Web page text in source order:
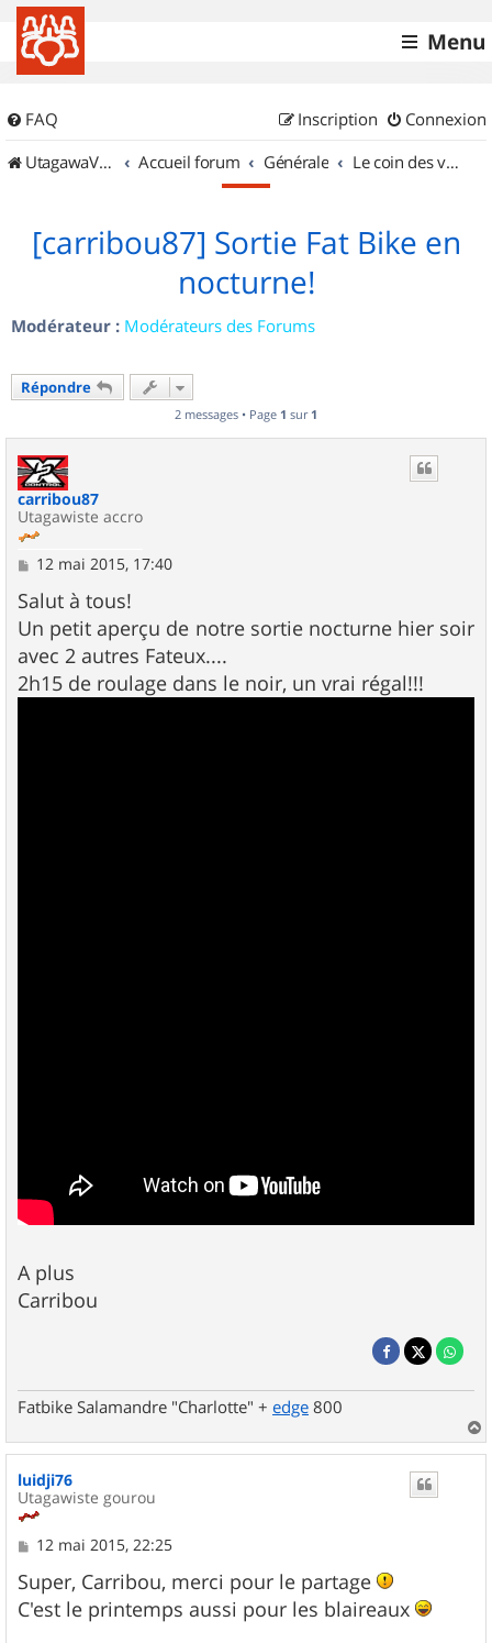
Menu
FAQ Connexion
Inscription
UtagawaVTT (Randos VTT et VTTAE avec traces GPS)
Accueil forum Générale Le coin des vidéastes
[carribou87] Sortie Fat Bike en
nocturne!
Modérateur : Modérateurs des Forums
Répondre
2 messages • Page 1 sur 1
carribou87
Utagawiste accro
M
s
s
a
g
e
12 mai 2015, 17:40
Salut à tous!
Un petit aperçu de notre sortie nocturne hier soir
avec 2 autres Fateux....
2h15 de roulage dans le noir, un vrai régal!!!
A plus
Carribou
Fatbike Salamandre "Charlotte" + edge 800
a
u
luidji76
Utagawiste gourou
M
s
s
a
12 mai 2015, 22:25
Super, Carribou, merci pour le partage
C'est le printemps aussi pour les blaireaux